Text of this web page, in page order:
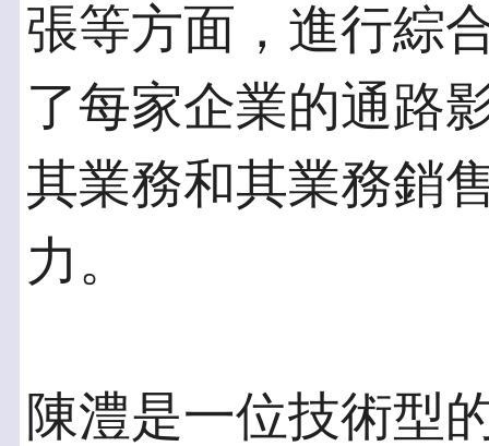
張等方面，進行綜
了每家企業的通路
其業務和其業務銷
力。
陳澧是一位技術型